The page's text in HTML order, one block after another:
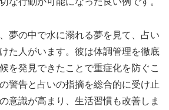
夢の中で水に溺れる夢を見て、占い
た人がいます。彼は体調管理を徹底
を発見できたことで重症化を防ぐこ
警告と占いの指摘を総合的に受け止
意識が高まり、生活習慣も改善しま